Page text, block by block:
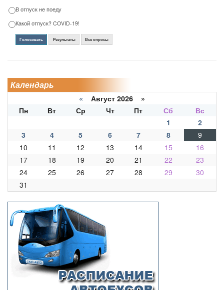
В отпуск не поеду
Какой отпуск? COVID-19!
Голосовать Результаты Все опросы
Календарь
« Август 2026 »
Пн
Вт Ср Чт Пт Сб
Вс
1
2
3
4 5 6 7 8
9
10
11 12 13 14 15
16
17
18 19 20 21 22
23
24
25 26 27 28 29
30
31